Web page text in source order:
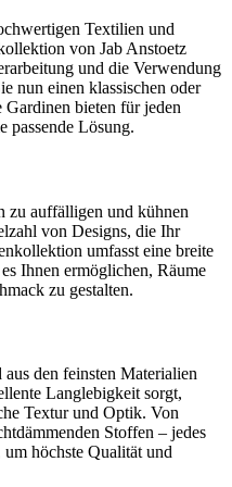
Textilien und
von Jab Anstoetz
und die Verwendung
nun einen klassischen oder
bieten für jeden
passende Lösung.
zu auffälligen und kühnen
von Designs, die Ihr
umfasst eine breite
Ihnen ermöglichen, Räume
zu gestalten.
den feinsten Materialien
Langlebigkeit sorgt,
Textur und Optik. Von
Stoffen – jedes
höchste Qualität und